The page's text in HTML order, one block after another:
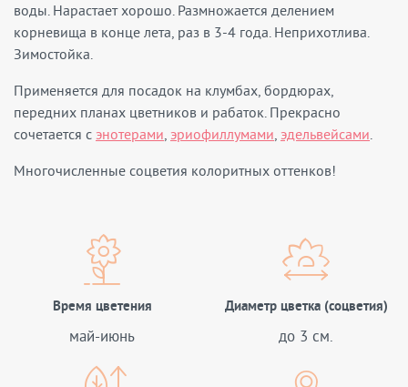
воды. Нарастает хорошо. Размножается делением
корневища в конце лета, раз в 3-4 года. Неприхотлива.
Зимостойка.
Применяется для посадок на клумбах, бордюрах,
передних планах цветников и рабаток. Прекрасно
сочетается с энотерами, эриофиллумами, эдельвейсами.
Многочисленные соцветия колоритных оттенков!
Время цветения
май-июнь
Диаметр цветка (соцветия)
до 3 см.